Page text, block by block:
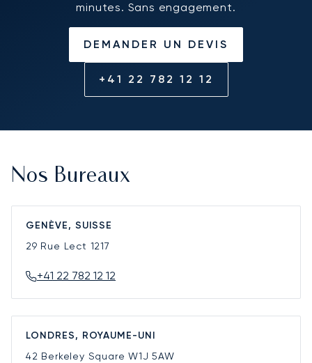
minutes. Sans engagement.
DEMANDER UN DEVIS
+41 22 782 12 12
Nos Bureaux
GENÈVE, SUISSE
29 Rue Lect 1217
+41 22 782 12 12
LONDRES, ROYAUME-UNI
42 Berkeley SquareW1J 5AW